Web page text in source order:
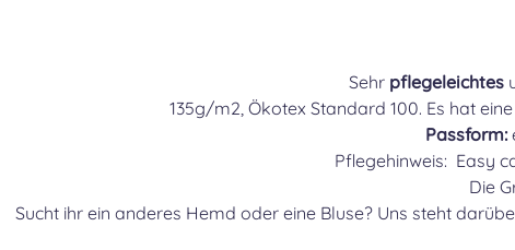
Sehr pflegeleichtes
135g/m2, Ökotex Standard 100. Es hat
Passform:
Pflegehinweis: Easy
Die
Sucht ihr ein anderes Hemd oder eine Bluse? Uns steht